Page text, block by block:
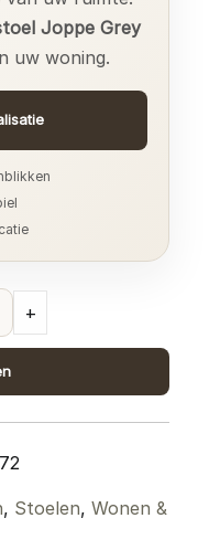
Joppe Grey
uw woning.
+
, Stoelen, Wonen &